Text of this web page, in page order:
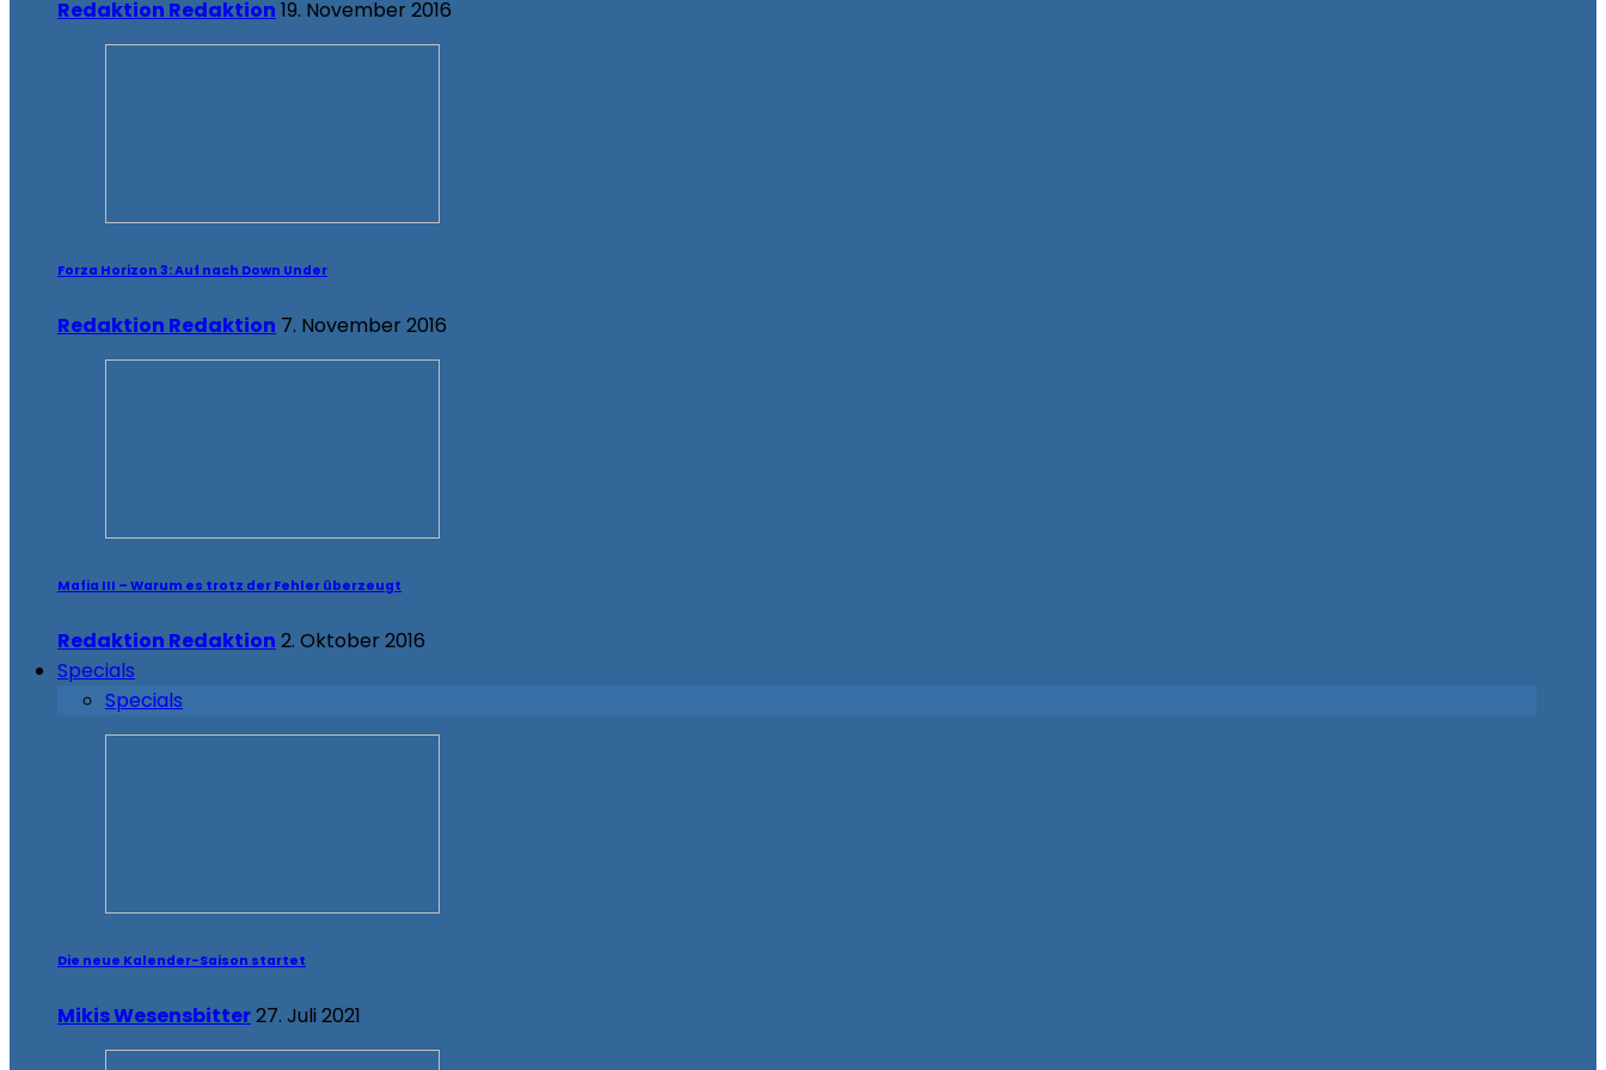
Redaktion Redaktion 19. November 2016
Forza Horizon 3: Auf nach Down Under
Redaktion Redaktion 7. November 2016
Mafia III – Warum es trotz der Fehler überzeugt
Redaktion Redaktion 2. Oktober 2016
Specials
Specials
Die neue Kalender-Saison startet
Mikis Wesensbitter27. Juli 2021